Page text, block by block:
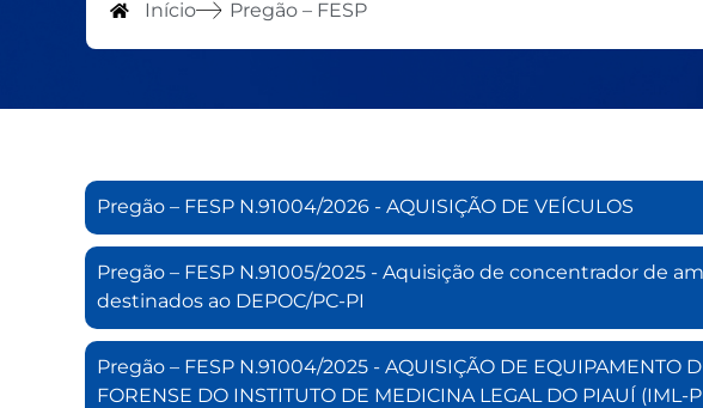
Início Pregão – FESP
Pregão – FESP N.91004/2026 - AQUISIÇÃO DE VEÍCULOS
Pregão – FESP N.91005/2025 - Aquisição de concentrador de
destinados ao DEPOC/PC-PI
Pregão – FESP N.91004/2025 - AQUISIÇÃO DE EQUIPAMENTO
FORENSE DO INSTITUTO DE MEDICINA LEGAL DO PIAUÍ (IML-